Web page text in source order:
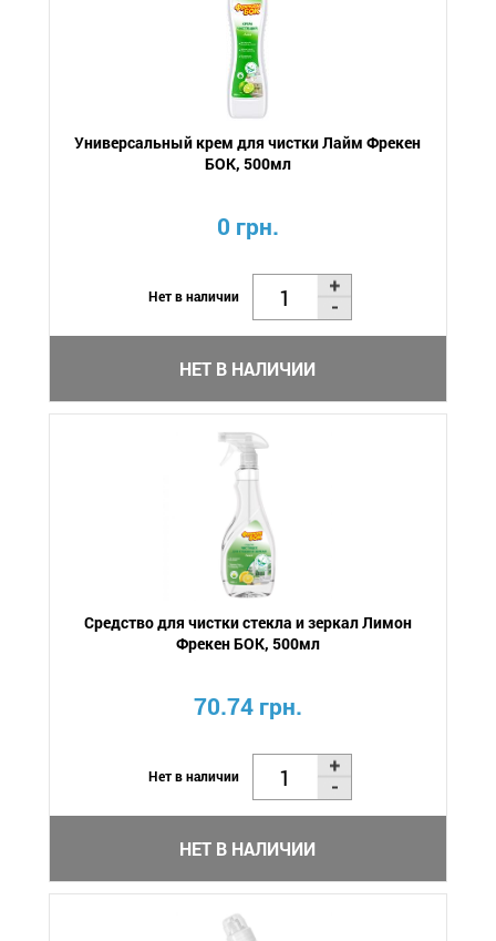
Универсальный крем для чистки Лайм Фрекен
БОК, 500мл
0 грн.
Нет в наличии
НЕТ В НАЛИЧИИ
Средство для чистки стекла и зеркал Лимон
Фрекен БОК, 500мл
70.74 грн.
Нет в наличии
НЕТ В НАЛИЧИИ